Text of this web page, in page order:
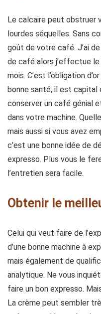
Le calcaire peut obstruer
lourdes séquelles. Sans
goût de votre café. J’ai
de café alors j’effectue
mois. C’est l’obligation
bonne santé, il est capital
conserver un café génial
dans votre machine.
mais aussi si vous avez
c’est une bonne idée de
expresso. Plus vous le
l’entretien sera facile.
Obtenir le
Celui qui veut faire de
d’une bonne machine à
mais également de
analytique. Ne vous
faire un bon expresso.
La crème peut sembler